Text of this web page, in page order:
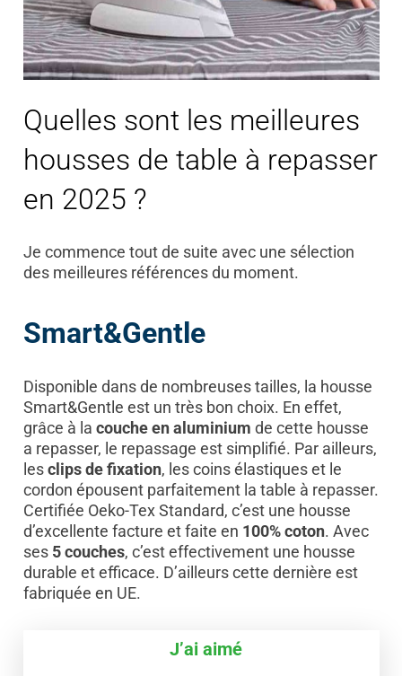
Quelles sont les meilleures
housses de table à repasser
en 2025 ?
Je commence tout de suite avec une sélection
des meilleures références du moment.
Smart&Gentle
Disponible dans de nombreuses tailles, la housse
Smart&Gentle est un très bon choix. En effet,
grâce à la couche en aluminium de cette housse
a repasser, le repassage est simplifié. Par ailleurs,
lesclips de fixation, les coins élastiques et le
cordon épousent parfaitement la table à repasser.
Certifiée Oeko-Tex Standard, c’est une housse
d’excellente facture et faite en 100% coton. Avec
ses 5 couches, c’est effectivement une housse
durable et efficace. D’ailleurs cette dernière est
fabriquée en UE.
J’ai aimé